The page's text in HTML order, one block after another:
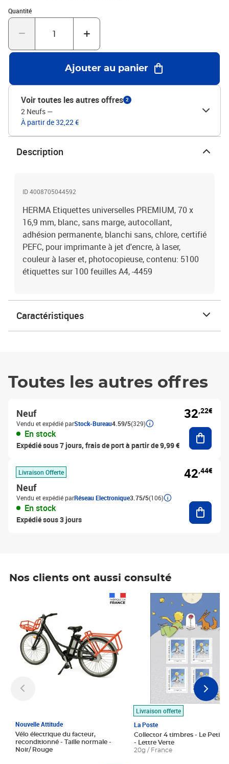
Quantité
Quantité : 1
Ajouter au panier
Voir toutes les autres offres 2
2 Neufs —
À partir de 32,22 €
Description
ID 4008705044592
HERMA Etiquettes universelles PREMIUM, 70 x
16,9 mm, blanc, sans marge, autocollant,
adhésion permanente, blanchi sans, chlore, certifié
PEFC, pour imprimante à jet d'encre, à laser,
couleur à laser et, photocopieuse, contenu: 5100
étiquettes sur 100 feuilles A4, -4459
Caractéristiques
Toutes les autres offres
Neuf
Vendu et expédié parStock-Bureau4.59/5(329)
En stock
Expédié sous 7 jours, frais de port à partir de 9,99 €
32,22€
Livraison Offerte
Neuf
Vendu et expédié parRéseau Electronique3.75/5(106)
En stock
Expédié sous 3 jours
42,44€
Nos clients ont aussi consulté
Nouvelle Attitude
Vélo électrique du facteur,
reconditionné - Taille normale -
Noir/ Rouge
Livraison offerte
La Poste
Collector 4 timbres - Le Petit
- Lettre Verte
20g / France
Prix 7,50€